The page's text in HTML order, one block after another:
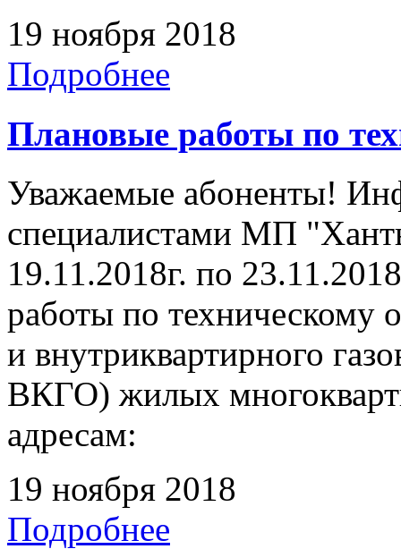
19 ноября 2018
Подробнее
Плановые работы по
Уважаемые абоненты!
специалистами МП
19.11.2018г. по
работы по техническому
и внутриквартирного
ВКГО) жилых
адресам:
19 ноября 2018
Подробнее